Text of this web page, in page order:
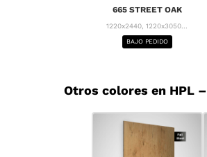
665 STREET OAK
1220x2440, 1220x3050...
BAJO PEDIDO
Otros colores en HPL –